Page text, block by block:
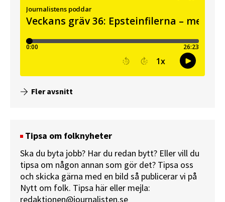
Fler avsnitt
Tipsa om folknyheter
Ska du byta jobb? Har du redan bytt? Eller vill du
tipsa om någon annan som gör det? Tipsa oss
och skicka gärna med en bild så publicerar vi på
Nytt om folk. Tipsa här eller mejla:
redaktionen@journalisten.se